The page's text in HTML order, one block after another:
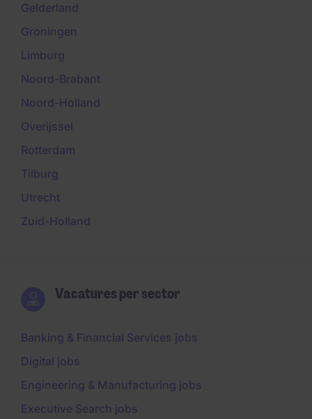
Gelderland
Groningen
Limburg
Noord-Brabant
Noord-Holland
Overijssel
Rotterdam
Tilburg
Utrecht
Zuid-Holland
Vacatures per sector
Banking & Financial Services jobs
Digital jobs
Engineering & Manufacturing jobs
Executive Search jobs